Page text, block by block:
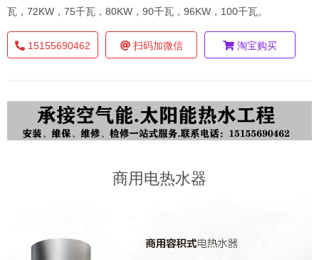
瓦，72KW，75千瓦，80KW，90千瓦，96KW，100千瓦。
15155690462 扫码加微信 淘宝购买
商用电热水器